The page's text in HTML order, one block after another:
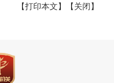
【打印本文】
【关闭】